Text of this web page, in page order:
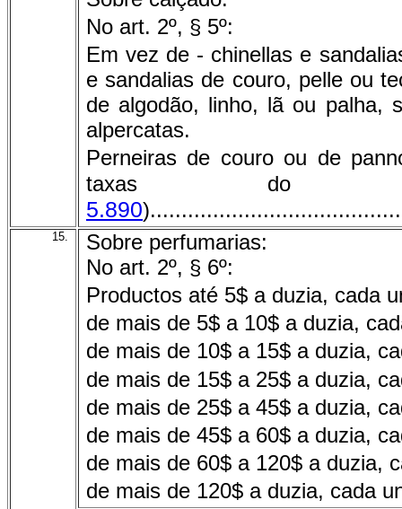
No art. 2º, § 5º:
Em vez de - chinellas e
e sandalias de couro, pelle ou
de algodão, linho, lã ou palha,
alpercatas.
Perneiras de couro ou de
taxas
5.890
15.
Sobre perfumarias:
No art. 2º, § 6º:
Productos até 5$ a duzia, cada
de mais de 5$ a 10$ a duzia,
de mais de 10$ a 15$ a duzia,
de mais de 15$ a 25$ a duzia,
de mais de 25$ a 45$ a duzia,
de mais de 45$ a 60$ a duzia,
de mais de 60$ a 120$ a duzia,
de mais de 120$ a duzia, cada